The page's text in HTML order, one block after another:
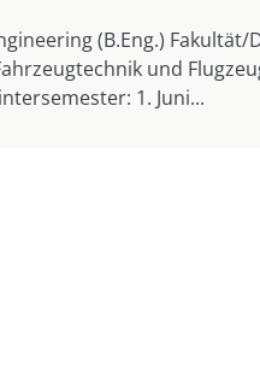
(B.Eng.)
und
1. Juni...